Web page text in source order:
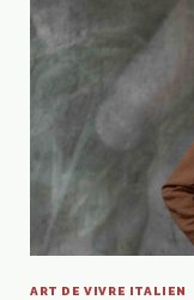
ART DE VIVRE ITALIEN